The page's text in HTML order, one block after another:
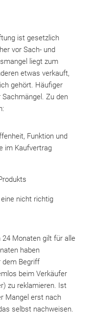
ist gesetzlich
vor Sach- und
liegt zum
etwas verkauft,
gehört. Häufiger
Zu den
Funktion und
im Kaufvertrag
nicht richtig
24 Monaten gilt für alle
haben
dem Begriff
beim Verkäufer
zu reklamieren. Ist
Mangel erst nach
selbst nachweisen.